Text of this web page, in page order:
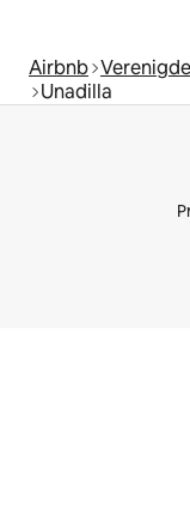
Airbnb
Unadilla